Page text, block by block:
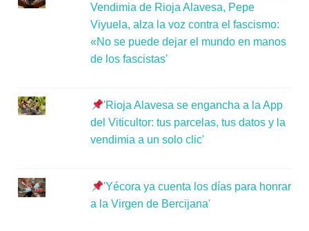
Vendimia de Rioja Alavesa, Pepe
Viyuela, alza la voz contra el fascismo:
«No se puede dejar el mundo en manos
de los fascistas'
'Rioja Alavesa se engancha a la App
del Viticultor: tus parcelas, tus datos y la
vendimia a un solo clic'
'Yécora ya cuenta los días para honrar
a la Virgen de Bercijana'